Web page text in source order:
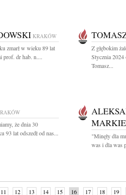
KRAKÓW
zmarł w wieku 89 lat
prof. dr hab. n....
Z głębokim
Stycznia 2024
Tomasz...
że dnia 30
93 lat odszedł od nas...
"Minęły dla
was i dla was
11 12 13 14 15 16 17 18 19